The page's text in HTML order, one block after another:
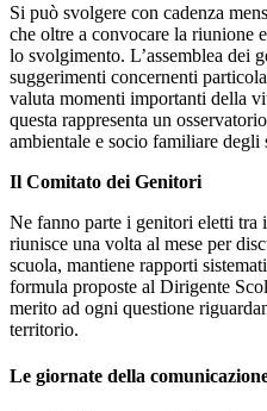
Si può svolgere con cadenza
che oltre a convocare la riunione
lo svolgimento. L’assemblea dei
suggerimenti concernenti
valuta momenti importanti della
questa rappresenta un
ambientale e socio familiare degli
Il Comitato dei Genitori
Ne fanno parte i genitori eletti tra
riunisce una volta al mese per
scuola, mantiene rapporti
formula proposte al Dirigente
merito ad ogni questione
territorio.
Le giornate della